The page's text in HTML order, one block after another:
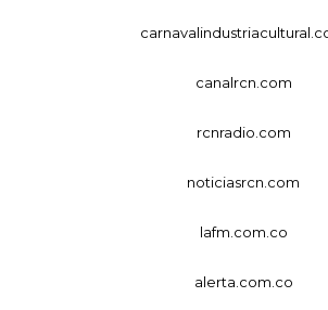
canalrcn.com
rcnradio.com
noticiasrcn.com
lafm.com.co
alerta.com.co